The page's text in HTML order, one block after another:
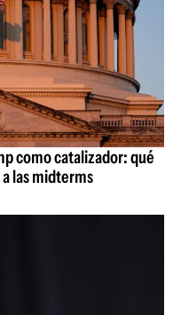
como catalizador: qué
a las midterms